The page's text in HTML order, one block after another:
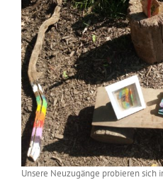
Unsere Neuzugänge probieren sich